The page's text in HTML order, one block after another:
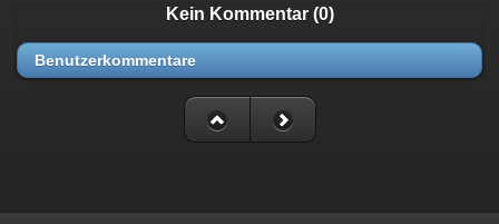
Kein Kommentar (0)
Benutzerkommentare